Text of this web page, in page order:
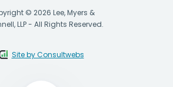
© 2026 Lee, Myers &
LLP - All Rights Reserved.
Site by Consultwebs